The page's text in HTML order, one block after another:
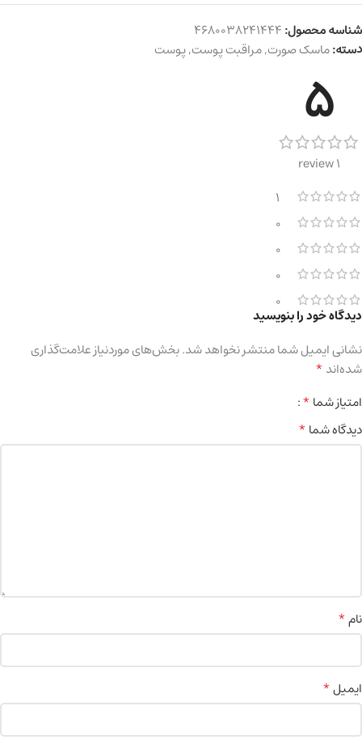
شناسه محصول:4680038241444
دسته:ماسک صورت,مراقبت پوست,پوست
5
1 review
1
0
0
0
0
دیدگاه خود را بنویسید
نشانی ایمیل شما منتشر نخواهد شد.بخش‌های موردنیاز علامت‌گذاری
شده‌اند*
امتیاز شما*
دیدگاه شما*
نام*
ایمیل*